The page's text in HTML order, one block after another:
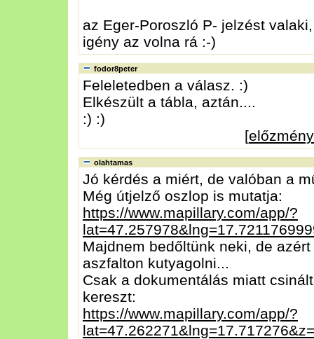
az Eger-Poroszló P- jelzést
igény az volna rá :-)
fodor8peter
Feleletedben a válasz. :)
Elkészült a tábla, aztán....
:) :)
[előzmény
olahtamas
Jó kérdés a miért, de valóban a
Még útjelző oszlop is mutatja:
https://www.mapillary.com/app/?
Majdnem bedőltünk neki, de
aszfalton kutyagolni...
Csak a dokumentálás miatt
kereszt:
https://www.mapillary.com/app/?